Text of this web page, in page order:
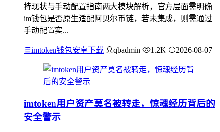
持现状与手动配置指南两大模块解析，官方层面需明确
im钱包是否原生适配阿贝尔币链，若未集成，则需通过
手动配置实...
imtoken钱包安卓下载 qbadmin 1.2K 2026-08-07
imtoken用户资产莫名被转走，惊魂经历背后的
安全警示